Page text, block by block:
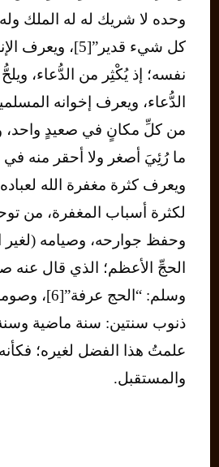
وحده لا شريك له له الملك
كل شيء قدير”[5]،
نفسه؛ إذ يُكْثِر من الدُّعاء،
الدُّعاء، ويعرف إخوانه
من كلِّ مكانٍ في صعيدٍ واحد،
ما رُئِيَ أصغر ولا أحقر منه
ويعرف كثرة مغفرة الله
لكثرة أسباب المغفرة، من
وحفظ جوارحه، وصيامه (لغير
الحجِّ الأعظم؛ الذي قال عنه
وسلم: “الحج
ذنوب سنتين: سنة ماضية وسنة
علمتُ هذا الفضل لغيره؛
والمستقبل.